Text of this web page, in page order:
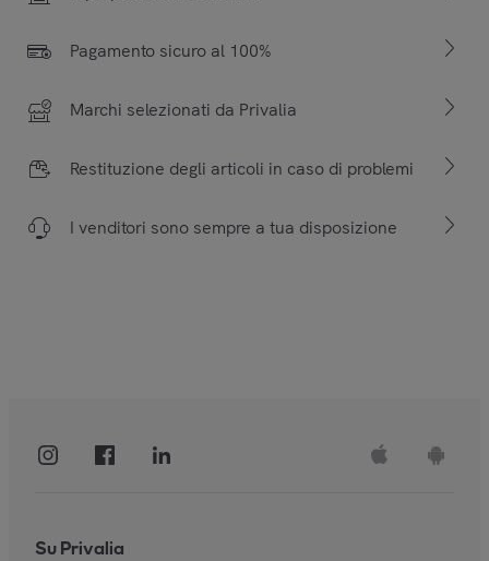
Pagamento sicuro al 100%
Marchi selezionati da Privalia
Restituzione degli articoli in caso di problemi
I venditori sono sempre a tua disposizione
Su Privalia